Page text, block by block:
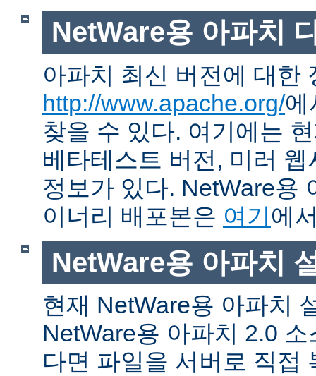
NetWare용 아파치
아파치 최신 버전에 대한
http://www.apache.org/에
찾을 수 있다. 여기에는
베타테스트 버전, 미러
정보가 있다. NetWare용
이너리 배포본은 여기에
NetWare용 아파치
현재 NetWare용 아파치
NetWare용 아파치 2.0
다면 파일을 서버로 직접